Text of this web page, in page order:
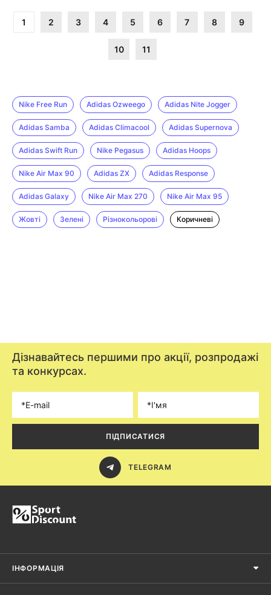
1 2 3 4 5 6 7 8 9
10 11
Nike Free Run Adidas Ozweego Adidas Nite Jogger
Adidas Samba Adidas Climacool Adidas Supernova
Adidas Swift Run Nike Pegasus Adidas Hoops
Nike Air Max 90 Adidas ZX Adidas Response
Adidas Galaxy Nike Air Max 270 Nike Air Max 95
Жовті Зелені Різнокольорові Коричневі
Дізнавайтесь першими про акції, розпродажі
та конкурсах.
ПІДПИСАТИСЯ
TELEGRAM
ІНФОРМАЦІЯ